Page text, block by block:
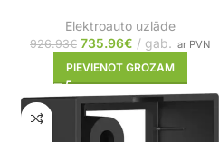
Elektroauto uzlāde
926.93€ 735.96€ gab. ar PVN
PIEVIENOT GROZAM